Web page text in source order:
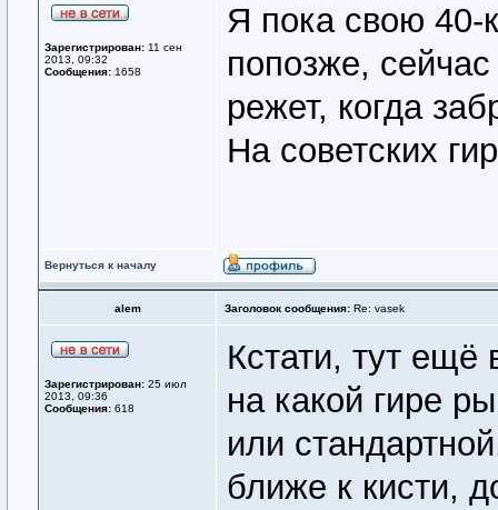
Зарегистрирован: 11 сен
2013, 09:32
Сообщения: 1658
Я пока свою 40-
попозже,
режет, когда
На советских
Вернуться к началу
alem Заголовок сообщения: Re: vasek
Зарегистрирован: 25 июл
2013, 09:36
Сообщения: 618
Кстати, тут
на какой гире
или
ближе к кисти,